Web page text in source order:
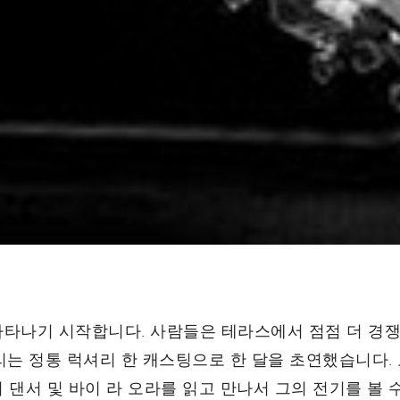
나기 시작합니다. 사람들은 테라스에서 점점 더 경
는 정통 럭셔리 한 캐스팅으로 한 달을 초연했습니다
댄서 및 바이 라 오라를 읽고 만나서 그의 전기를 볼